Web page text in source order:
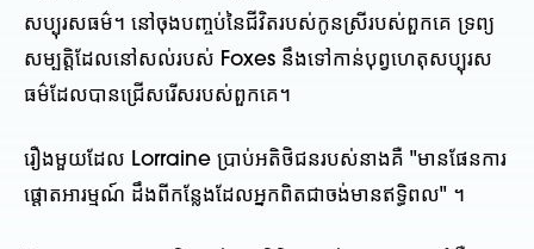
សប្បុរសធម៌។ នៅចុងបញ្ចប់នៃជីវិតរបស់កូនស្រីរបស់ពួកគេ ទ្រព្យ
សម្បត្តិដែលនៅសល់របស់ Foxes នឹងទៅកាន់បុព្វហេតុសប្បុរស
ធម៌ដែលបានជ្រើសរើសរបស់ពួកគេ។
រឿងមួយដែល Lorraine ប្រាប់អតិថិជនរបស់នាងគឺ "មានផែនការ
ផ្តោតអារម្មណ៍ ដឹងពីកន្លែងដែលអ្នកពិតជាចង់មានឥទ្ធិពល" ។